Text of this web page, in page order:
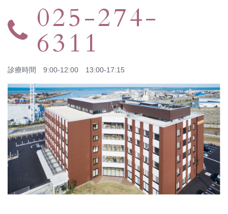
025-274-
6311
診療時間 9:00-12:00 13:00-17:15